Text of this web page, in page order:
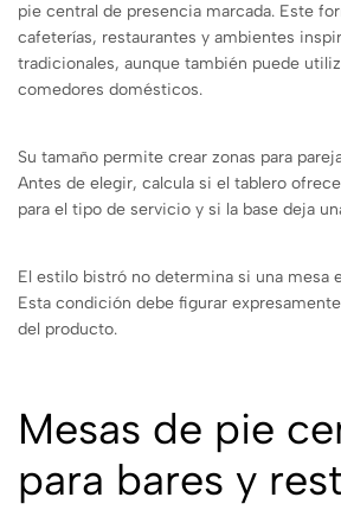
pie central de presencia marcada. Este
cafeterías, restaurantes y ambientes
tradicionales, aunque también puede
comedores domésticos.
Su tamaño permite crear zonas para
Antes de elegir, calcula si el tablero
para el tipo de servicio y si la base deja
El estilo bistró no determina si una mesa
Esta condición debe figurar
del producto.
Mesas de pie
para bares y